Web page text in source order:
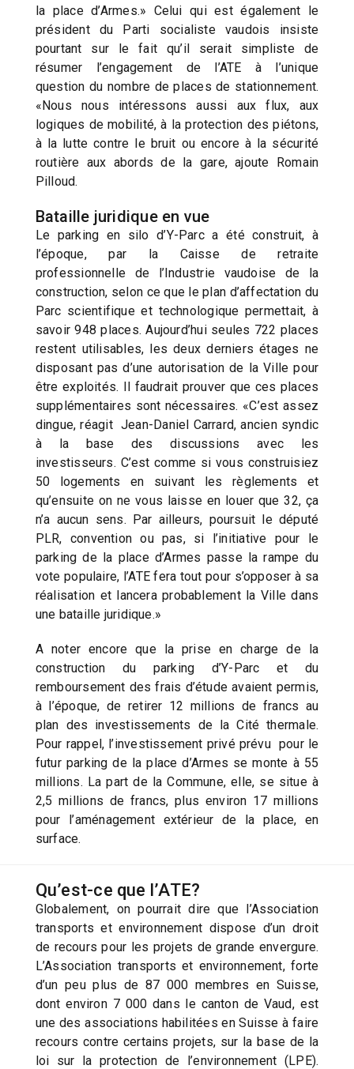
la place d’Armes.» Celui qui est également le
président du Parti socialiste vaudois insiste
pourtant sur le fait qu’il serait simpliste de
résumer l’engagement de l’ATE à l’unique
question du nombre de places de stationnement.
«Nous nous intéressons aussi aux flux, aux
logiques de mobilité, à la protection des piétons,
à la lutte contre le bruit ou encore à la sécurité
routière aux abords de la gare, ajoute Romain
Pilloud.
Bataille juridique en vue
Le parking en silo d’Y-Parc a été construit, à
l’époque, par la Caisse de retraite
professionnelle de l’Industrie vaudoise de la
construction, selon ce que le plan d’affectation du
Parc scientifique et technologique permettait, à
savoir 948 places. Aujourd’hui seules 722 places
restent utilisables, les deux derniers étages ne
disposant pas d’une autorisation de la Ville pour
être exploités. Il faudrait prouver que ces places
supplémentaires sont nécessaires. «C’est assez
dingue, réagit Jean-Daniel Carrard, ancien syndic
à la base des discussions avec les
investisseurs. C’est comme si vous construisiez
50 logements en suivant les règlements et
qu’ensuite on ne vous laisse en louer que 32, ça
n’a aucun sens. Par ailleurs, poursuit le député
PLR, convention ou pas, si l’initiative pour le
parking de la place d’Armes passe la rampe du
vote populaire, l’ATE fera tout pour s’opposer à sa
réalisation et lancera probablement la Ville dans
une bataille juridique.»
A noter encore que la prise en charge de la
construction du parking d’Y-Parc et du
remboursement des frais d’étude avaient permis,
à l’époque, de retirer 12 millions de francs au
plan des investissements de la Cité thermale.
Pour rappel, l’investissement privé prévu pour le
futur parking de la place d’Armes se monte à 55
millions. La part de la Commune, elle, se situe à
2,5 millions de francs, plus environ 17 millions
pour l’aménagement extérieur de la place, en
surface.
Qu’est-ce que l’ATE?
Globalement, on pourrait dire que l’Association
transports et environnement dispose d’un droit
de recours pour les projets de grande envergure.
L’Association transports et environnement, forte
d’un peu plus de 87 000 membres en Suisse,
dont environ 7 000 dans le canton de Vaud, est
une des associations habilitées en Suisse à faire
recours contre certains projets, sur la base de la
loi sur la protection de l’environnement (LPE).